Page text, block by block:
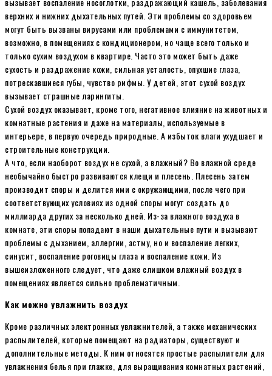
верхних и нижних дыхательных путей. Эти проблемы со здоровьем
могут быть вызваны вирусами или проблемами с иммунитетом,
возможно, в помещениях с кондиционером, но чаще всего только и
только сухим воздухом в квартире. Часто это может быть даже
сухость и раздражение кожи, сильная усталость, опухшие глаза,
потрескавшиеся губы, чувство рифмы. У детей, этот сухой воздух
вызывает страшные ларингиты.
Сухой воздух оказывает, кроме того, негативное влияние на животных и
комнатные растения и даже на материалы, используемые в
интерьере, в первую очередь природные. А избыток влаги ухудшает и
строительные конструкции.
А что, если наоборот воздух не сухой, а влажный? Во влажной среде
необычайно быстро развиваются клещи и плесень. Плесень затем
производит споры и делится ими с окружающими, после чего при
соответствующих условиях из одной споры могут создать до
миллиарда других за несколько дней. Из-за влажного воздуха в
комнате, эти споры попадают в наши дыхательные пути и вызывают
проблемы с дыханием, аллергии, астму, но и воспаление легких,
синусит, воспаление роговицы глаза и воспаление кожи. Из
вышеизложенного следует, что даже слишком влажный воздух в
помещениях является сильно проблематичным.
Как можно увлажнить воздух
Кроме различных электронных увлажнителей, а также механических
распылителей, которые помещают на радиаторы, существуют и
дополнительные методы. К ним относятся простые распылители для
увлажнения белья при глажке, для выращивания комнатных растений,